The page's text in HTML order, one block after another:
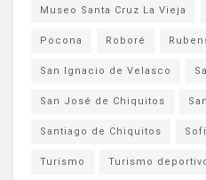
Museo Santa Cruz La Vieja
Pocona Roboré
San Ignacio de Velasco
San José de Chiquitos
Santiago de Chiquitos
Turismo Turismo